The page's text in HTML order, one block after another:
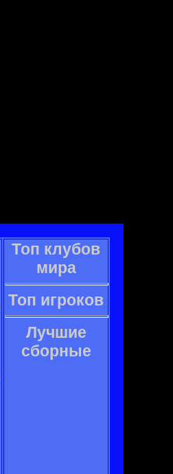
Топ клубов
мира
Топ игроков
Лучшие
сборные